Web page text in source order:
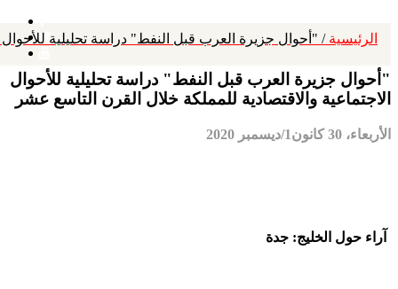
الرئيسية / "أحوال جزيرة العرب قبل النفط" دراسة تحليلية
"أحوال جزيرة العرب قبل النفط" دراسة تحليلية للأحوال
الاجتماعية والاقتصادية للمملكة خلال القرن التاسع عشر
الأربعاء، 30 كانون1/ديسمبر 2020
آراء حول الخليج: جدة